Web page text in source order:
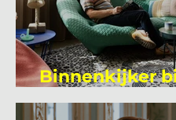
Binnenkijker
Mutsaers